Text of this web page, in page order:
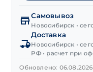
М8/
М10х92(27/17) мм
Самовывоз
Новосибирск •
Доставка
Новосибирск •
РФ • расчет при
Обновлено: 06.08.2026